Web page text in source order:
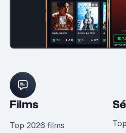
Films
Top 2026 films